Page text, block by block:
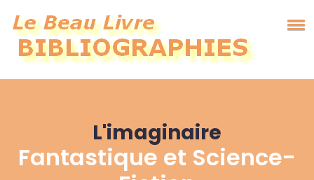
L'imaginaire
Fantastique et Science-